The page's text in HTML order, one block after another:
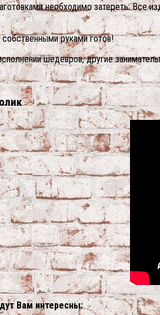
необходимо затереть. Все
руками готов!
шедевров, другие
Вам интересны: